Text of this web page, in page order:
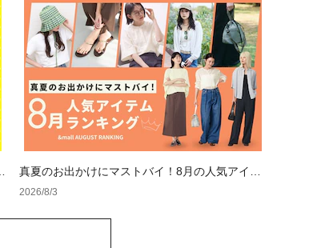
真夏のお出かけにマストバイ！8月の人気アイテ
ムランキング
2026/8/3